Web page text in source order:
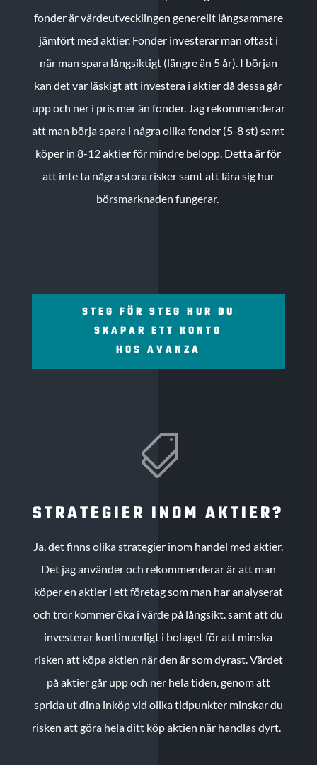
fonder är värdeutvecklingen generellt långsammare
jämfört med aktier. Fonder investerar man oftast i
när man spara långsiktigt (längre än 5 år). I början
kan det var läskigt att investera i aktier då dessa går
upp och ner i pris mer än fonder. Jag rekommenderar
att man börja spara i några olika fonder (5-8 st) samt
köper in 8-12 aktier för mindre belopp. Detta är för
att inte ta några stora risker samt att lära sig hur
börsmarknaden fungerar.
STEG FÖR STEG HUR DU
SKAPAR ETT KONTO
HOS AVANZA

STRATEGIER INOM AKTIER?
Ja, det finns olika strategier inom handel med aktier.
Det jag använder och rekommenderar är att man
köper en aktier i ett företag som man har analyserat
och tror kommer öka i värde på långsikt. samt att du
investerar kontinuerligt i bolaget för att minska
risken att köpa aktien när den är som dyrast. Värdet
på aktier går upp och ner hela tiden, genom att
sprida ut dina inköp vid olika tidpunkter minskar du
risken att göra hela ditt köp aktien när handlas dyrt.